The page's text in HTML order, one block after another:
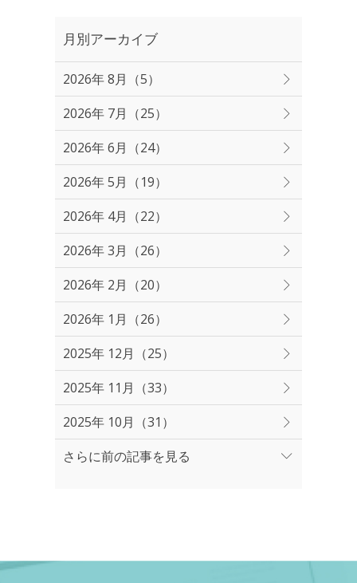
月別アーカイブ
2026年 8月（5）
2026年 7月（25）
2026年 6月（24）
2026年 5月（19）
2026年 4月（22）
2026年 3月（26）
2026年 2月（20）
2026年 1月（26）
2025年 12月（25）
2025年 11月（33）
2025年 10月（31）
さらに前の記事を見る